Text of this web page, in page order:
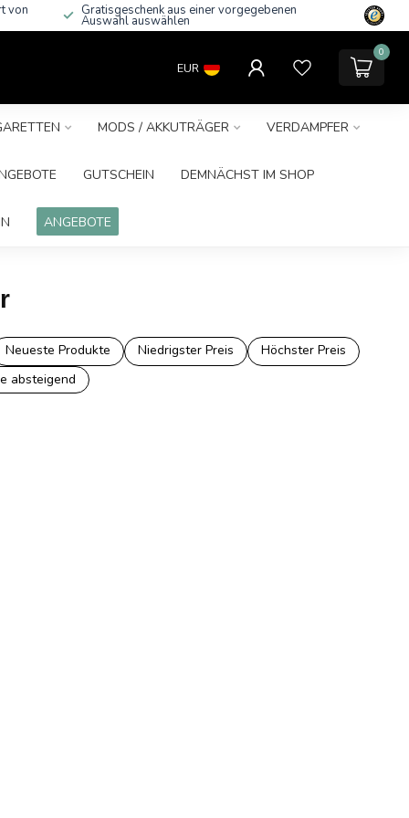
von Gratisgeschenk aus einer vorgegebenen
Auswahl auswählen
EUR
0
MODS / AKKUTRÄGER VERDAMPFER
GUTSCHEIN DEMNÄCHST IM SHOP
ANGEBOTE
Neueste Produkte Niedrigster Preis
Höchster Preis
absteigend